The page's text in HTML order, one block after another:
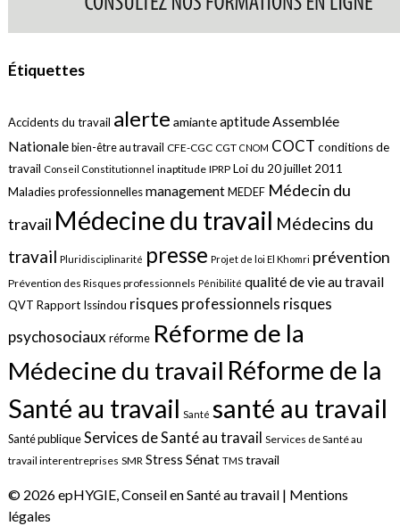
Étiquettes
Accidents du travail alerte amianteaptitudeAssemblée
Nationale bien-être au travail CFE-CGC CGT CNOM COCT conditions de
travail Conseil Constitutionnel inaptitude IPRP Loi du 20 juillet 2011
Maladies professionnellesmanagement MEDEF Médecin du
travail Médecine du travail Médecins du
travail Pluridisciplinarité presse Projet de loi El Khomri prévention
Prévention des Risques professionnels Pénibilité qualité de vie au travail
QVT Rapport Issindou risques professionnels risques
psychosociauxréforme Réforme de la
Médecine du travail Réforme de la
Santé au travail Santé santé au travail
Santé publiqueServices de Santé au travail Services de Santé au
travail interentreprises SMR Stress Sénat TMS travail
© 2026 epHYGIE, Conseil en Santé au travail | Mentions
légales